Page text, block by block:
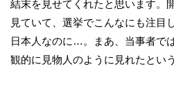
結末を見せてくれたと思います。
見ていて、選挙でこんなにも注目
日本人なのに…。まあ、当事者で
観的に見物人のように見れたとい